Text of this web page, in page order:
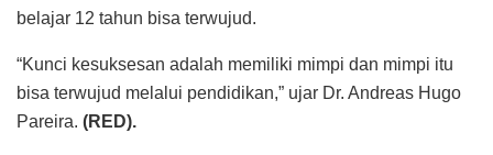
belajar 12 tahun bisa terwujud.
“Kunci kesuksesan adalah memiliki mimpi dan mimpi itu
bisa terwujud melalui pendidikan,” ujar Dr. Andreas Hugo
Pareira. (RED).